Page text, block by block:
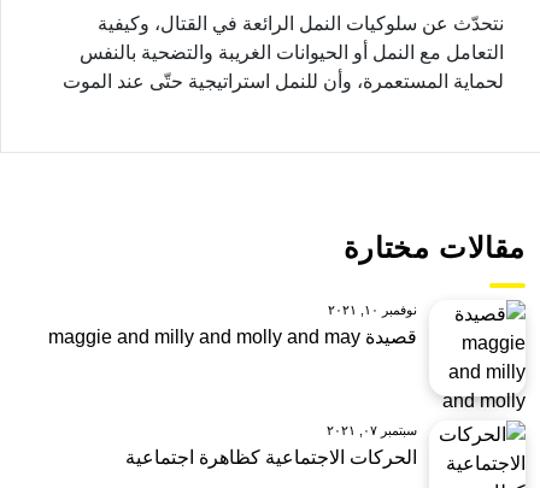
نتحدّث عن سلوكيات النمل الرائعة في القتال، وكيفية
التعامل مع النمل أو الحيوانات الغريبة والتضحية بالنفس
لحماية المستعمرة، وأن للنمل استراتيجية حتّى عند الموت
مقالات مختارة
نوفمبر ١٠, ٢٠٢١
قصيدة maggie and milly and molly and may
سبتمبر ٠٧, ٢٠٢١
الحركات الاجتماعية كظاهرة اجتماعية